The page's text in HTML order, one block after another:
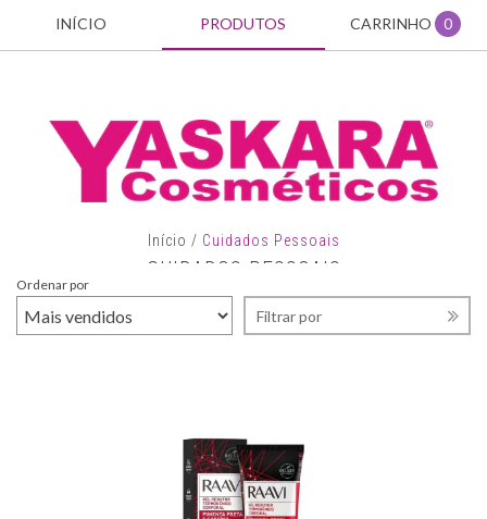
INÍCIO PRODUTOS CARRINHO 0
Início / Cuidados Pessoais
CUIDADOS PESSOAIS
Ordenar por
Filtrar por